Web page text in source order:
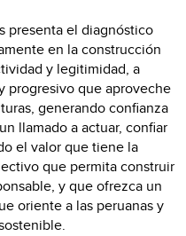
presenta el diagnóstico
en la construcción
y legitimidad, a
progresivo que aproveche
generando confianza
llamado a actuar, confiar
el valor que tiene la
que permita construir
y que ofrezca un
oriente a las peruanas y